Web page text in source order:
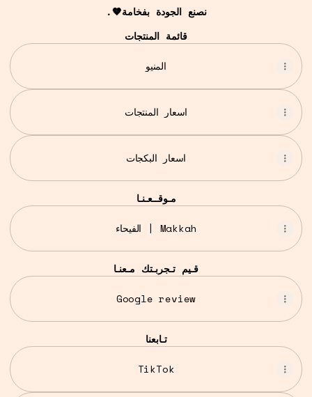
.🤎نصنع الجودة بفخامة
قائمة المنتجات
اسعار المنتجات
اسعار البكجات
مـوقــعـنـا
الفيحاء | Makkah
قـيم تـجربـتك مـعنـا
Google review
تـابعنا
TikTok